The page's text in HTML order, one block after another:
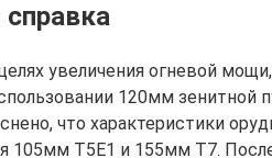
увеличения огневой
120мм зенитной
что характеристики
105мм Т5Е1 и 155мм Т7.